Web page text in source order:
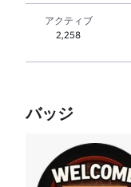
アクティブ
2,258
バッジ